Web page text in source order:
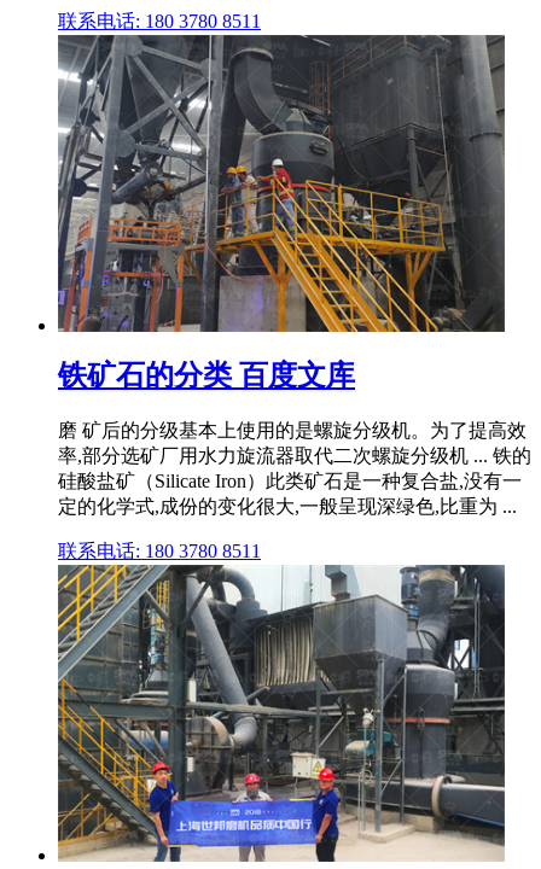
联系电话: 180 3780 8511
铁矿石的分类 百度文库
磨 矿后的分级基本上使用的是螺旋分级机。为了提高效
率,部分选矿厂用水力旋流器取代二次螺旋分级机 ... 铁的
硅酸盐矿（Silicate Iron）此类矿石是一种复合盐,没有一
定的化学式,成份的变化很大,一般呈现深绿色,比重为 ...
联系电话: 180 3780 8511